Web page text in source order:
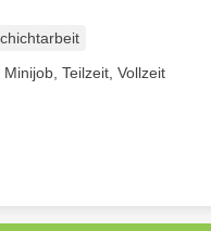
Teilzeit, Vollzeit